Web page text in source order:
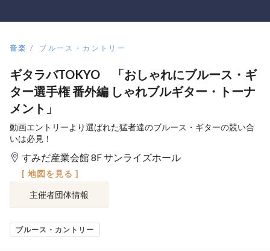
音楽 ブルース・カントリー
ギタラバTOKYO 「おしゃれにブルース・ギ
ター選手権 番外編 しゃれブルギター・トーナ
メント」
動画エントリーより選ばれた猛者達のブルース・ギターの競い合
いは必見！
すみだ産業会館 8F サンライズホール
[ 地図を見る ]
主催者団体情報
ブルース・カントリー